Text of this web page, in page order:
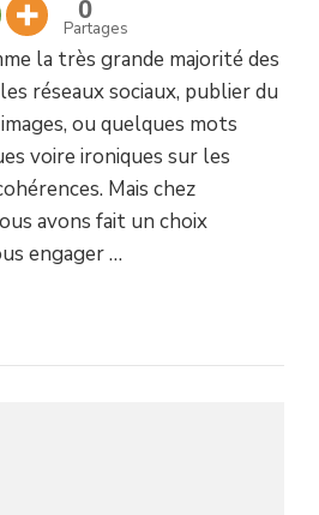
0
Partages
la très grande majorité des
réseaux sociaux, publier du
ou quelques mots
voire ironiques sur les
Mais chez
avons fait un choix
engager …